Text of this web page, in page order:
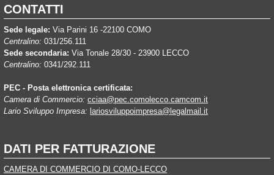
CONTATTI
Sede legale: Via Parini 16 -22100 COMO
Centralino: 031/256.111
Sede secondaria: Via Tonale 28/30 - 23900 LECCO
Centralino: 0341/292.111
PEC - Posta elettronica certificata:
Camera di Commercio: cciaa@pec.comolecco.camcom.it
Lario Sviluppo Impresa: lariosviluppoimpresa@legalmail.it
DATI PER FATTURAZIONE
CAMERA DI COMMERCIO DI COMO-LECCO